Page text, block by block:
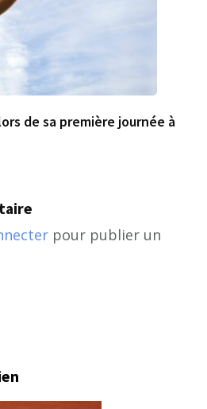
de sa première journée à
pour publier un